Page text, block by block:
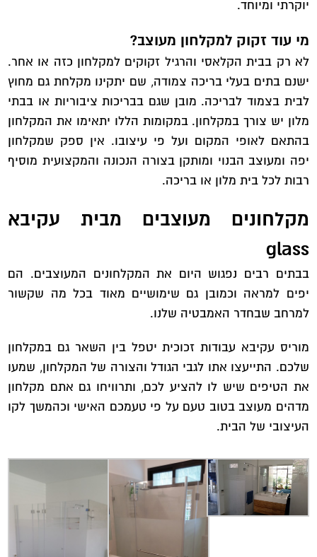
יוקרתי ומיוחד.
מי עוד זקוק למקלחון מעוצב?
לא רק בבית הקלאסי והרגיל זקוקים למקלחון כזה או אחר.
ישנם בתים בעלי בריכה צמודה, שם יתקינו מקלחת גם מחוץ
לבית בצמוד לבריכה. מובן שגם בבריכות ציבוריות או בבתי
מלון יש צורך במקלחון. במקומות הללו יתאימו את המקלחון
בהתאם לאופי המקום ועל פי עיצובו. אין ספק שמקלחון
יפה ומעוצב הבנוי ומותקן בצורה הנכונה והמקצועית מוסיף
רבות לכל בית מלון או בריכה.
מקלחונים מעוצבים מבית עקיבא
glass
בבתים רבים נפגוש היום את המקלחונים המעוצבים. הם
יפים למראה וכמובן גם שימושיים מאוד בכל מה שקשור
למרחב שבחדר האמבטיה שלנו.
מוריס עקיבא עבודות זכוכית יטפל בין השאר גם במקלחון
שלכם. התייעצו אתו לגבי הגודל והצורה של המקלחון, שמעו
את הטיפים שיש לו להציע לכם, ותרוויחו גם אתם מקלחון
מדהים מעוצב בטוב טעם על פי טעמכם האישי וכהמשך לקו
העיצובי של הבית.